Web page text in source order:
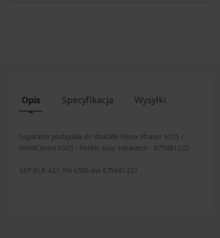
Opis Specyfikacja Wysyłki
Separator podajnika do drukarki Xerox Phaser 6125 /
WorkCentre 6505 - holder assy separator - 675K81222
SEP RLR ASY_PH 6500-ew 675K81221